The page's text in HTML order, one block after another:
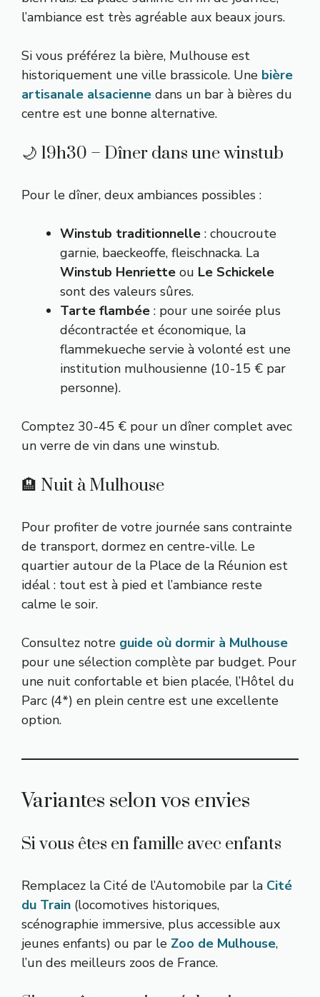
l’ambiance est très agréable aux beaux jours.
Si vous préférez la bière, Mulhouse est
historiquement une ville brassicole. Une bière
artisanale alsacienne dans un bar à bières du
centre est une bonne alternative.
🌙 19h30 – Dîner dans une winstub
Pour le dîner, deux ambiances possibles :
Winstub traditionnelle : choucroute
garnie, baeckeoffe, fleischnacka. La
Winstub Henriette ou Le Schickele
sont des valeurs sûres.
Tarte flambée : pour une soirée plus
décontractée et économique, la
flammekueche servie à volonté est une
institution mulhousienne (10-15 € par
personne).
Comptez 30-45 € pour un dîner complet avec
un verre de vin dans une winstub.
🏨 Nuit à Mulhouse
Pour profiter de votre journée sans contrainte
de transport, dormez en centre-ville. Le
quartier autour de la Place de la Réunion est
idéal : tout est à pied et l’ambiance reste
calme le soir.
Consultez notre guide où dormir à Mulhouse
pour une sélection complète par budget. Pour
une nuit confortable et bien placée, l’Hôtel du
Parc (4*) en plein centre est une excellente
option.
Variantes selon vos envies
Si vous êtes en famille avec enfants
Remplacez la Cité de l’Automobile par la Cité
du Train (locomotives historiques,
scénographie immersive, plus accessible aux
jeunes enfants) ou par le Zoo de Mulhouse,
l’un des meilleurs zoos de France.